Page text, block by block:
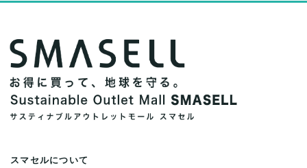
スマセルについて